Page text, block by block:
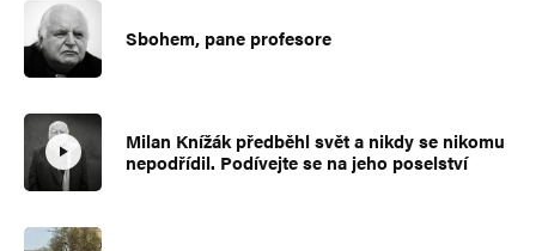
Sbohem, pane profesore
Milan Knížák předběhl svět a nikdy se nikomu
nepodřídil. Podívejte se na jeho poselství